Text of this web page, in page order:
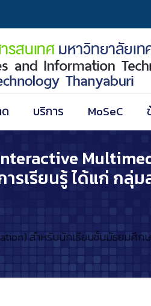
บริการ MoSeC
เรียนรู้ ได้แก่ กลุ่ม
สำหรับนักเรียนชั้นมัธยมศึกษ